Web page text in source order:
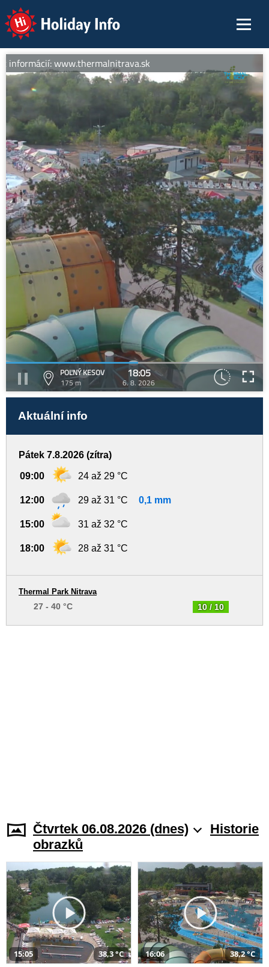
Holiday Info
www.thermalnitrava.sk
POĽNÝ KESOV
175 m
18:05
6. 8. 2026
Aktuální info
Pátek 7.8.2026 (zítra)
09:00 24 až 29 °C
12:00 29 až 31 °C 0,1 mm
15:00 31 až 32 °C
18:00 28 až 31 °C
10 / 10
Thermal Park Nitrava
27 - 40 °C
Čtvrtek 06.08.2026 (dnes)
Historie
obrazků
15:05 38,3 °C 16:06 38,2 °C